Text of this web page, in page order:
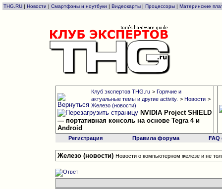
THG.RU | Новости | Смартфоны и ноутбуки | Видеокарты | Процессоры | Материнские
Клуб экспертов THG.ru > Горячие и
актуальные темы и другие activity. > Новости >
Железо (новости)
NVIDIA Project SHIELD
— портативная консоль на основе Tegra 4 и
Android
Регистрация Правила форума
Железо (новости) Новости о компьютерном железе и не